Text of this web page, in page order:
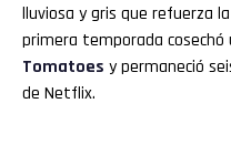
lluviosa y gris que refuerza
primera temporada cosechó
Tomatoes y permaneció
de Netflix.